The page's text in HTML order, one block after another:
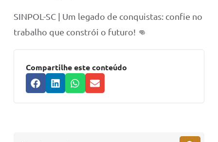
SINPOL-SC | Um legado de conquistas: confie no
trabalho que constrói o futuro! 👊
Compartilhe este conteúdo